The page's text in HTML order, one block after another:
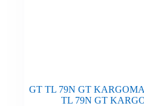
GT TL 79N GT
TL 79N GT